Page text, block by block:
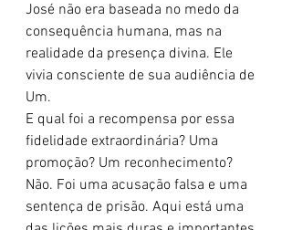
José não era baseada no medo da
consequência humana, mas na
realidade da presença divina. Ele
vivia consciente de sua audiência de
Um.
E qual foi a recompensa por essa
fidelidade extraordinária? Uma
promoção? Um reconhecimento?
Não. Foi uma acusação falsa e uma
sentença de prisão. Aqui está uma